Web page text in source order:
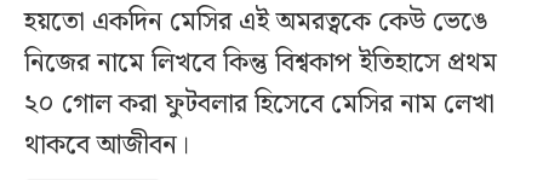
হয়তো একদিন মেসির এই অমরত্বকে কেউ ভেঙে
নিজের নামে লিখবে কিন্তু বিশ্বকাপ ইতিহাসে প্রথম
২০ গোল করা ফুটবলার হিসেবে মেসির নাম লেখা
থাকবে আজীবন।